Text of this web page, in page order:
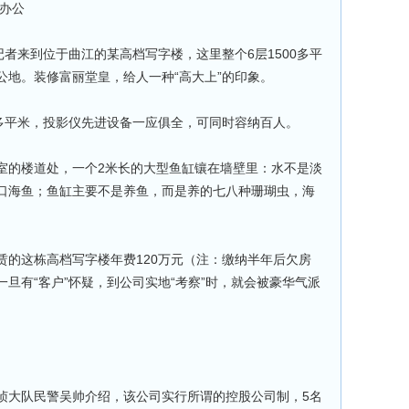
公
到位于曲江的某高档写字楼，这里整个6层1500多平
。装修富丽堂皇，给人一种“高大上”的印象。
，投影仪先进设备一应俱全，可同时容纳百人。
道处，一个2米长的大型鱼缸镶在墙壁里：水不是淡
海鱼；鱼缸主要不是养鱼，而是养的七八种珊瑚虫，海
栋高档写字楼年费120万元（注：缴纳半年后欠房
有“客户”怀疑，到公司实地“考察”时，就会被豪华气派
民警吴帅介绍，该公司实行所谓的控股公司制，5名